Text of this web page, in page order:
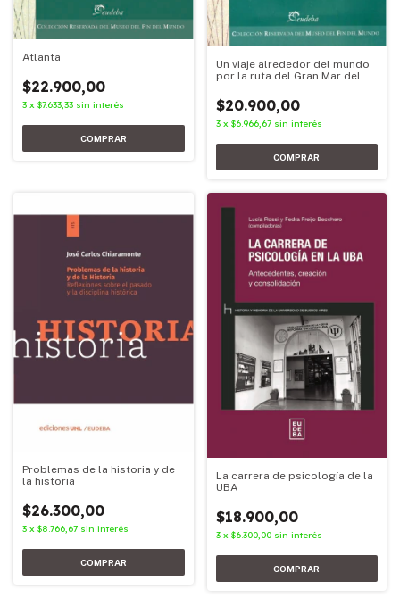
Atlanta
$22.900,00
3 x $7.633,33 sin interés
Un viaje alrededor del mundo
por la ruta del Gran Mar del
$20.900,00
3 x $6.966,67 sin interés
Problemas de la historia y de
la historia
$26.300,00
3 x $8.766,67 sin interés
La carrera de psicología de la
UBA
$18.900,00
3 x $6.300,00 sin interés